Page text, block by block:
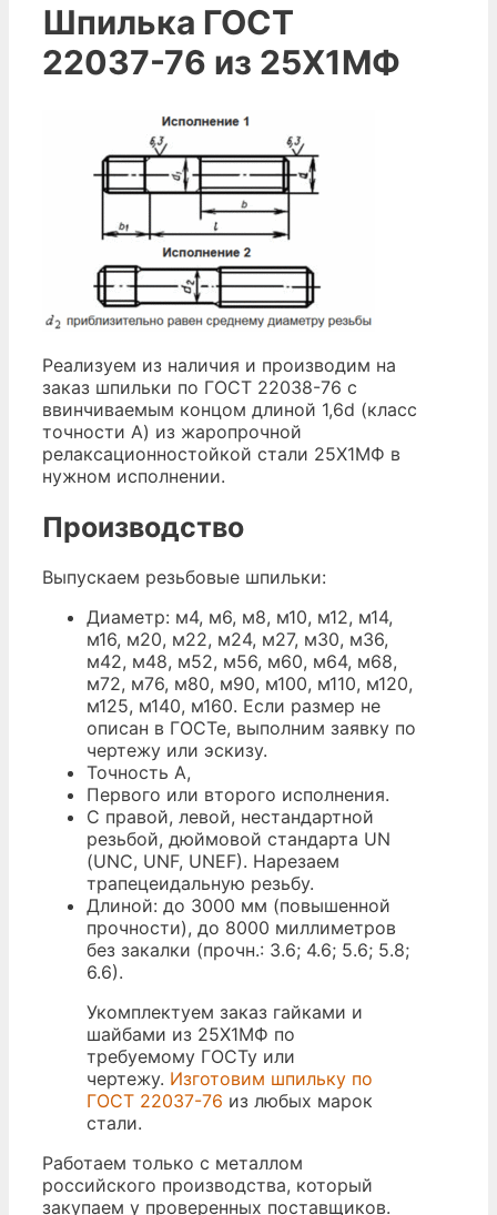
Шпилька ГОСТ
22037-76 из 25Х1МФ
Реализуем из наличия и производим на
заказ шпильки по ГОСТ 22038-76 с
ввинчиваемым концом длиной 1,6d (класс
точности А) из жаропрочной
релаксационностойкой стали 25Х1МФ в
нужном исполнении.
Производство
Выпускаем резьбовые шпильки:
Диаметр: м4, м6, м8, м10, м12, м14,
м16, м20, м22, м24, м27, м30, м36,
м42, м48, м52, м56, м60, м64, м68,
м72, м76, м80, м90, м100, м110, м120,
м125, м140, м160. Если размер не
описан в ГОСТе, выполним заявку по
чертежу или эскизу.
Точность A,
Первого или второго исполнения.
С правой, левой, нестандартной
резьбой, дюймовой стандарта UN
(UNC, UNF, UNEF). Нарезаем
трапецеидальную резьбу.
Длиной: до 3000 мм (повышенной
прочности), до 8000 миллиметров
без закалки (прочн.: 3.6; 4.6; 5.6; 5.8;
6.6).
Укомплектуем заказ гайками и
шайбами из 25Х1МФ по
требуемому ГОСТу или
чертежу. Изготовим шпильку по
ГОСТ 22037-76 из любых марок
стали.
Работаем только с металлом
российского производства, который
закупаем у проверенных поставщиков.